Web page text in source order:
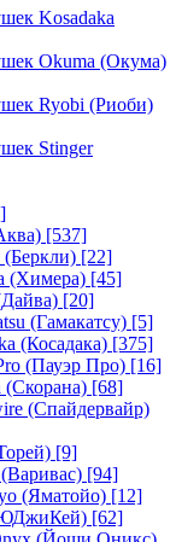
Kosadaka
Okuma (Окума)
Ryobi (Риоби)
Stinger
[537]
[22]
(Химера) [45]
[20]
(Гамакатсу) [5]
(Косадака) [375]
(Пауэр Про) [16]
[68]
(Спайдервайр)
[9]
[94]
(Яматойо) [12]
[62]